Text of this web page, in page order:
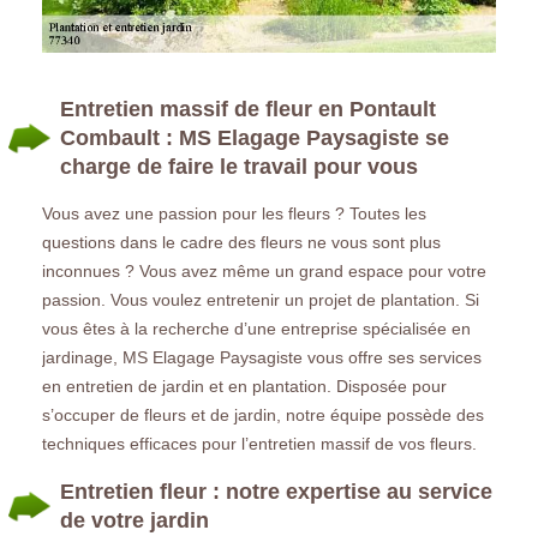
Entretien massif de fleur en Pontault
Combault : MS Elagage Paysagiste se
charge de faire le travail pour vous
Vous avez une passion pour les fleurs ? Toutes les
questions dans le cadre des fleurs ne vous sont plus
inconnues ? Vous avez même un grand espace pour votre
passion. Vous voulez entretenir un projet de plantation. Si
vous êtes à la recherche d’une entreprise spécialisée en
jardinage, MS Elagage Paysagiste vous offre ses services
en entretien de jardin et en plantation. Disposée pour
s’occuper de fleurs et de jardin, notre équipe possède des
techniques efficaces pour l’entretien massif de vos fleurs.
Entretien fleur : notre expertise au service
de votre jardin